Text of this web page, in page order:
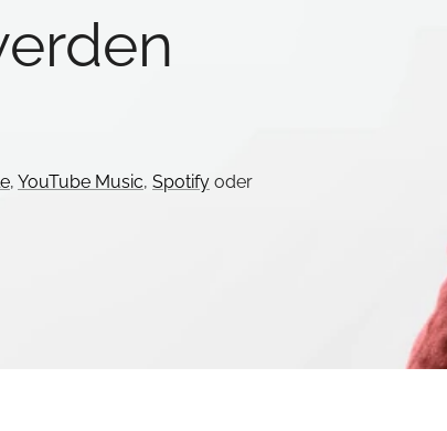
, YouTube Music, Spotify oder